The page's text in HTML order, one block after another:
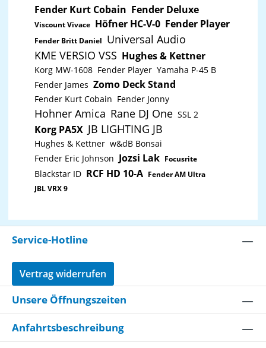
klein zusammenlegbar Form: Säulenständer
Gewicht: 10,06 kg Höhe: 1.310 mm
Höhenverstellung: stufenlos mittels ergonomisch
geformten Klemmelementen Material: Aluminium
Tragfähigkeit pro Aufsatz: 35 kg
Fender Kurt Cobain Fender Deluxe
Viscount Vivace Höfner HC-V-0 Fender Player
Fender Britt Daniel Universal Audio
KME VERSIO VSS Hughes & Kettner
Korg MW-1608 Fender Player Yamaha P-45 B
Fender James Zomo Deck Stand
Fender Kurt Cobain Fender Jonny
Hohner Amica Rane DJ One SSL 2
Korg PA5X JB LIGHTING JB
Hughes & Kettner w&dB Bonsai
Fender Eric Johnson Jozsi Lak Focusrite
Blackstar ID RCF HD 10-A Fender AM Ultra
JBL VRX 9
Service-Hotline
Vertrag widerrufen
Unsere Öffnungszeiten
Anfahrtsbeschreibung